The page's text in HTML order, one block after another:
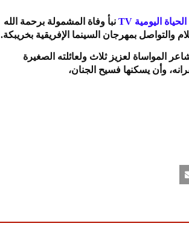
الحياة اليومية TV
نبأ وفاة المشمولة برحمة الله
والتواصل بمهرجان السينما الإفريقية بخريبكة.
المواساة لعزيز ثلاث ولعائلته الصغيرة
وأن يسكنها فسيح الجنان،